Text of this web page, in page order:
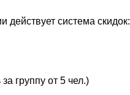
действует система скидок:
группу от 5 чел.)